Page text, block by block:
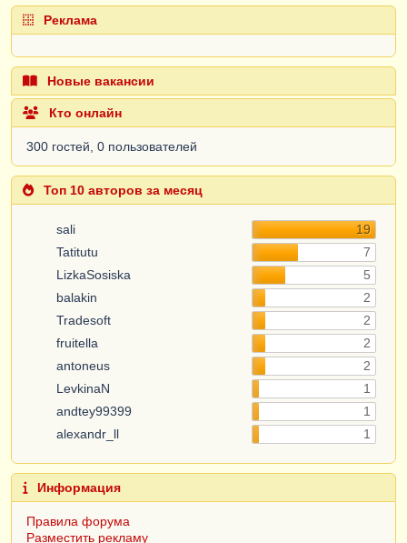
Реклама
Новые вакансии
Кто онлайн
300 гостей, 0 пользователей
Топ 10 авторов за месяц
sali
19
Tatitutu
7
LizkaSosiska
5
balakin
2
Tradesoft
2
fruitella
2
antoneus
2
LevkinaN
1
andtey99399
1
alexandr_ll
1
Информация
Правила форума
Разместить рекламу